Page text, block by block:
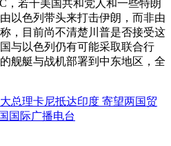
，若干美国共和党人和一些特朗
以色列带头来打击伊朗，而非由
，目前尚不清楚川普是否接受这
与以色列仍有可能采取联合行
舰艇与战机部署到中东地区，全